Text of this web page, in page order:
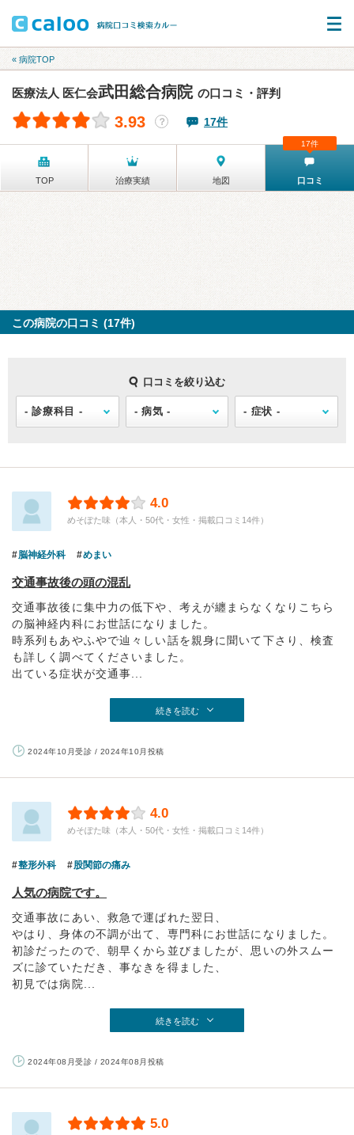
« 病院TOP
医療法人 医仁会武田総合病院 の口コミ・評判
3.93 ？ 17件
TOP 治療実績 地図 口コミ
17件
この病院の口コミ (17件)
口コミを絞り込む
4.0
めそぽた味（本人・50代・女性・掲載口コミ14件）
脳神経外科 めまい
交通事故後の頭の混乱
交通事故後に集中力の低下や、考えが纏まらなくなりこちら
の脳神経内科にお世話になりました。
時系列もあやふやで辿々しい話を親身に聞いて下さり、検査
も詳しく調べてくださいました。
出ている症状が交通事...
続きを読む
2024年10月受診 / 2024年10月投稿
4.0
めそぽた味（本人・50代・女性・掲載口コミ14件）
整形外科 股関節の痛み
人気の病院です。
交通事故にあい、救急で運ばれた翌日、
やはり、身体の不調が出て、専門科にお世話になりました。
初診だったので、朝早くから並びましたが、思いの外スムー
ズに診ていただき、事なきを得ました、
初見では病院...
続きを読む
2024年08月受診 / 2024年08月投稿
5.0